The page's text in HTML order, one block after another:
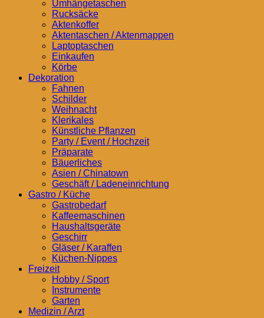
Umhängetaschen
Rucksäcke
Aktenkoffer
Aktentaschen / Aktenmappen
Laptoptaschen
Einkaufen
Körbe
Dekoration
Fahnen
Schilder
Weihnacht
Klerikales
Künstliche Pflanzen
Party / Event / Hochzeit
Präparate
Bäuerliches
Asien / Chinatown
Geschäft / Ladeneinrichtung
Gastro / Küche
Gastrobedarf
Kaffeemaschinen
Haushaltsgeräte
Geschirr
Gläser / Karaffen
Küchen-Nippes
Freizeit
Hobby / Sport
Instrumente
Garten
Medizin / Arzt